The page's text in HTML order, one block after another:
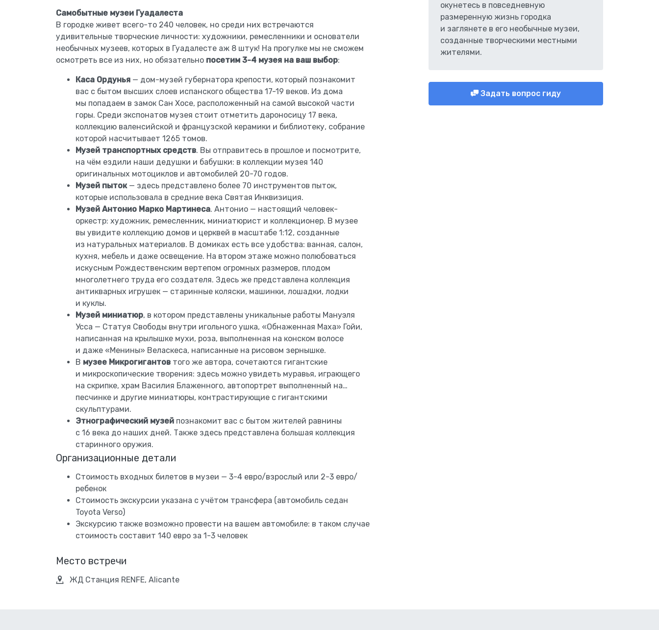
Самобытные музеи Гуадалеста
В городке живет всего-то 240 человек, но среди них встречаются
удивительные творческие личности: художники, ремесленники и основатели
необычных музеев, которых в Гуадалесте аж 8 штук! На прогулке мы не сможем
осмотреть все из них, но обязательно посетим 3-4 музея на ваш выбор:
Каса Ордунья — дом-музей губернатора крепости, который познакомит
вас с бытом высших слоев испанского общества 17-19 веков. Из дома
мы попадаем в замок Сан Хосе, расположенный на самой высокой части
горы. Среди экспонатов музея стоит отметить дароносицу 17 века,
коллекцию валенсийской и французской керамики и библиотеку, собрание
которой насчитывает 1265 томов.
Музей транспортных средств. Вы отправитесь в прошлое и посмотрите,
на чём ездили наши дедушки и бабушки: в коллекции музея 140
оригинальных мотоциклов и автомобилей 20-70 годов.
Музей пыток— здесь представлено более 70 инструментов пыток,
которые использовала в средние века Святая Инквизиция.
Музей Антонио Марко Мартинеса. Антонио — настоящий человек-
оркестр: художник, ремесленник, миниатюрист и коллекционер. В музее
вы увидите коллекцию домов и церквей в масштабе 1:12, созданные
из натуральных материалов. В домиках есть все удобства: ванная, салон,
кухня, мебель и даже освещение. На втором этаже можно полюбоваться
искусным Рождественским вертепом огромных размеров, плодом
многолетнего труда его создателя. Здесь же представлена коллекция
антикварных игрушек — старинные коляски, машинки, лошадки, лодки
и куклы.
Музей миниатюр, в котором представлены уникальные работы Мануэля
Усса — Статуя Свободы внутри игольного ушка, «Обнаженная Маха» Гойи,
написанная на крылышке мухи, роза, выполненная на конском волосе
и даже «Менины» Веласкеса, написанные на рисовом зернышке.
В музее Микрогигантов того же автора, сочетаются гигантские
и микроскопические творения: здесь можно увидеть муравья, играющего
на скрипке, храм Василия Блаженного, автопортрет выполненный на…
песчинке и другие миниатюры, контрастирующие с гигантскими
скульптурами.
Этнографический музей познакомит вас с бытом жителей равнины
с 16 века до наших дней. Также здесь представлена большая коллекция
старинного оружия.
Организационные детали
Стоимость входных билетов в музеи — 3-4 евро/взрослый или 2-3 евро/
ребенок
Стоимость экскурсии указана с учётом трансфера (автомобиль седан
Toyota Verso)
Экскурсию также возможно провести на вашем автомобиле: в таком случае
стоимость составит 140 евро за 1-3 человек
Место встречи
ЖД Станция RENFE, Alicante
окунетесь в повседневную
размеренную жизнь городка
и заглянете в его необычные музеи,
созданные творческими местными
жителями.
Задать вопрос гиду